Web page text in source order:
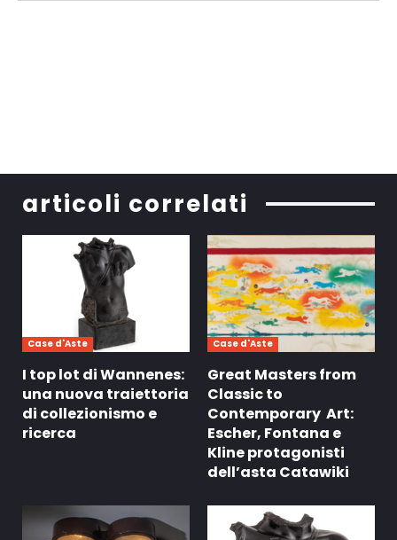
articoli correlati
Case d'Aste
I top lot di Wannenes:
una nuova traiettoria
di collezionismo e
ricerca
Case d'Aste
Great Masters from
Classic to
Contemporary Art:
Escher, Fontana e
Kline protagonisti
dell’asta Catawiki